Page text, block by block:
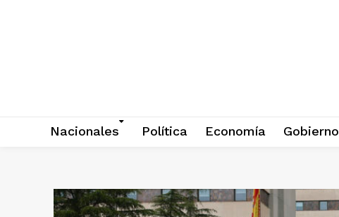
Nacionales Política Economía Gobierno